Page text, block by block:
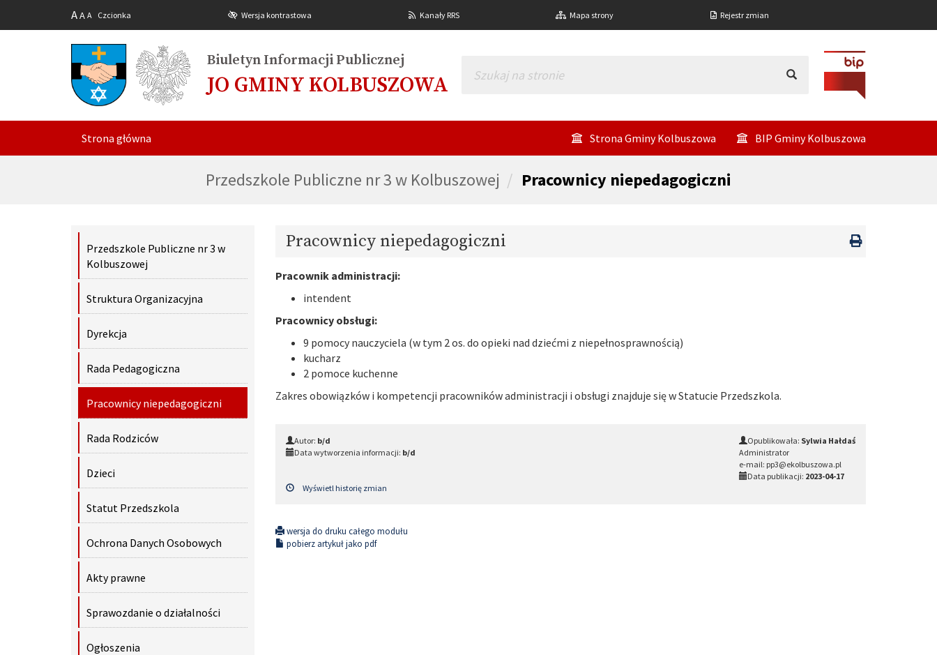
AA A Czcionka Wersja kontrastowa Kanały RRS Mapa strony Rejestr zmian
Biuletyn Informacji Publicznej
JO GMINY KOLBUSZOWA
Strona główna BIP Gminy Kolbuszowa
Strona Gminy Kolbuszowa
Przedszkole Publiczne nr 3 w Kolbuszowej Pracownicy niepedagogiczni
Przedszkole Publiczne nr 3 w
Kolbuszowej
Struktura Organizacyjna
Dyrekcja
Rada Pedagogiczna
Pracownicy niepedagogiczni
Rada Rodziców
Dzieci
Statut Przedszkola
Ochrona Danych Osobowych
Akty prawne
Sprawozdanie o działalności
Ogłoszenia
Pracownicy niepedagogiczni
Pracownik administracji:
intendent
Pracownicy obsługi:
9 pomocy nauczyciela (w tym 2 os. do opieki nad dziećmi z niepełnosprawnością)
kucharz
2 pomoce kuchenne
Zakres obowiązków i kompetencji pracowników administracji i obsługi znajduje się w Statucie Przedszkola.
Autor: b/d
Data wytworzenia informacji: b/d
Opublikowała: Sylwia Hałdaś
Administrator
e-mail: pp3@ekolbuszowa.pl
Data publikacji: 2023-04-17
Wyświetl historię zmian
wersja do druku całego modułu
pobierz artykuł jako pdf